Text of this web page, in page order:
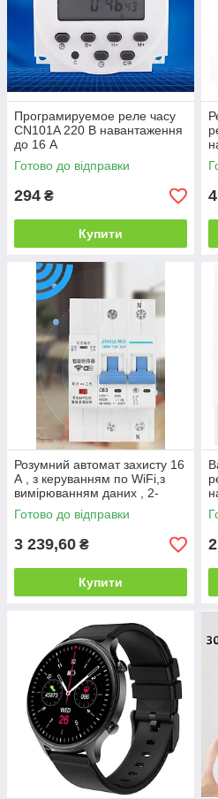
Програмируемое реле часу
CN101A 220 В навантаження
до 16 А
Готово до відправки
294 ₴
Купити
Розумний автомат захисту 16
А , з керуванням по WiFi,з
вимірюванням даних , 2-
полюсний
Готово до відправки
3 239,60 ₴
Купити